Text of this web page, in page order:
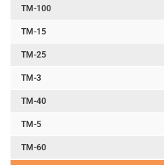
TM-100
TM-15
TM-25
TM-3
TM-40
TM-5
TM-60